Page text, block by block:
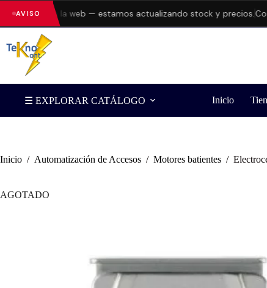
AVISOen la web — estamos actualizando stock y precios.
☰ EXPLORAR CATÁLOGO Inicio
Inicio / Automatización de Accesos / Motores batientes /
AGOTADO